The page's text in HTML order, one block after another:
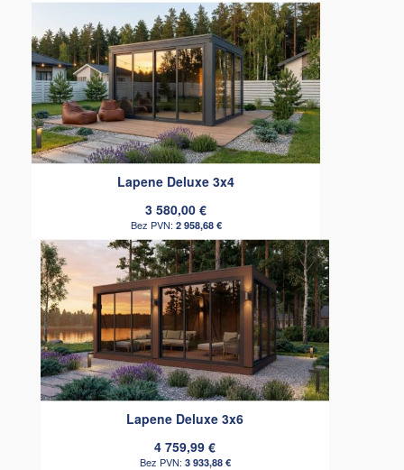
Lapene Deluxe 3x4
3 580,00 €
2 958,68 €
Lapene Deluxe 3x6
4 759,99 €
3 933,88 €